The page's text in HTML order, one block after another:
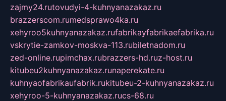
zajmy24.rutovudyi-4-kuhnyanazakaz.ru
brazzerscom.rumedsprawo4ka.ru
xehyroo5kuhnyanazakaz.rufabrikayfabrikaefabrika.ru
vskrytie-zamkov-moskva-113.rubiletnadom.ru
zed-online.rupimchax.rubrazzers-hd.ruz-host.ru
kitubeu2kuhnyanazakaz.runaperekate.ru
kuhnyaofabrikaufabrik.rukitubeu-2-kuhnyanazakaz.ru
xehyroo-5-kuhnyanazakaz.rucs-68.ru